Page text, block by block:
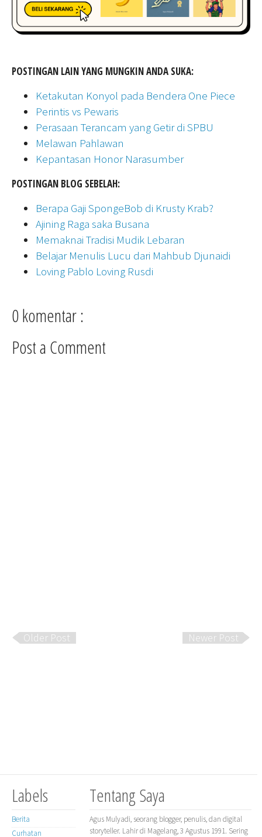
POSTINGAN LAIN YANG MUNGKIN ANDA SUKA:
Ketakutan Konyol pada Bendera One Piece
Perintis vs Pewaris
Perasaan Terancam yang Getir di SPBU
Melawan Pahlawan
Kepantasan Honor Narasumber
POSTINGAN BLOG SEBELAH:
Berapa Gaji SpongeBob di Krusty Krab?
Ajining Raga saka Busana
Memaknai Tradisi Mudik Lebaran
Belajar Menulis Lucu dari Mahbub Djunaidi
Loving Pablo Loving Rusdi
0 komentar :
Post a Comment
Newer Post
Older Post
Labels
Berita
Curhatan
Tentang Saya
Agus Mulyadi, seorang blogger, penulis, dan digital
storyteller. Lahir di Magelang, 3 Agustus 1991. Sering